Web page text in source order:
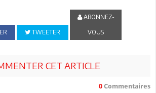
TWEETER
ABONNEZ-
VOUS
CET ARTICLE
0 Commentaires